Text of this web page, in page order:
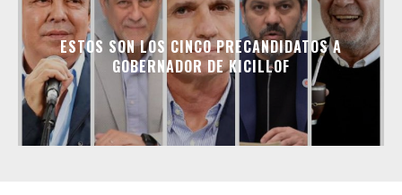
ESTOS SON LOS CINCO PRECANDIDATOS A
GOBERNADOR DE KICILLOF